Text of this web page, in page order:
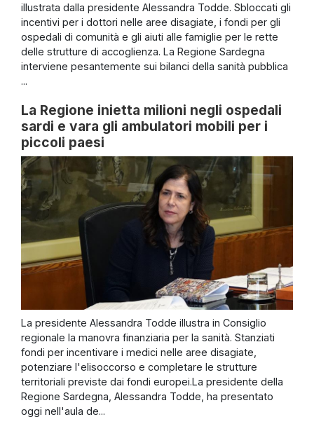
illustrata dalla presidente Alessandra Todde. Sbloccati gli
incentivi per i dottori nelle aree disagiate, i fondi per gli
ospedali di comunità e gli aiuti alle famiglie per le rette
delle strutture di accoglienza. La Regione Sardegna
interviene pesantemente sui bilanci della sanità pubblica
...
La Regione inietta milioni negli ospedali
sardi e vara gli ambulatori mobili per i
piccoli paesi
La presidente Alessandra Todde illustra in Consiglio
regionale la manovra finanziaria per la sanità. Stanziati
fondi per incentivare i medici nelle aree disagiate,
potenziare l'elisoccorso e completare le strutture
territoriali previste dai fondi europei.La presidente della
Regione Sardegna, Alessandra Todde, ha presentato
oggi nell'aula de...